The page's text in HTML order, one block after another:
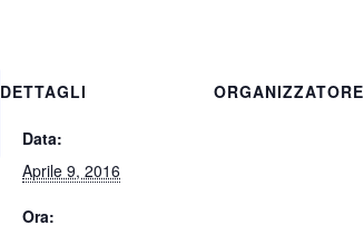
DETTAGLI
Data:
Aprile 9, 2016
Ora:
ORGANIZZATORE